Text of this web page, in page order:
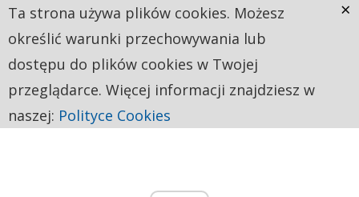
Ta strona używa plików cookies. Możesz
określić warunki przechowywania lub
dostępu do plików cookies w Twojej
przeglądarce. Więcej informacji znajdziesz w
naszej: Polityce Cookies
×